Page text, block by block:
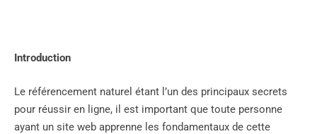
Introduction
Le référencement naturel étant l’un des principaux secrets
pour réussir en ligne, il est important que toute personne
ayant un site web apprenne les fondamentaux de cette